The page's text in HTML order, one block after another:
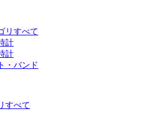
リすべて
計
計
・バンド
すべて